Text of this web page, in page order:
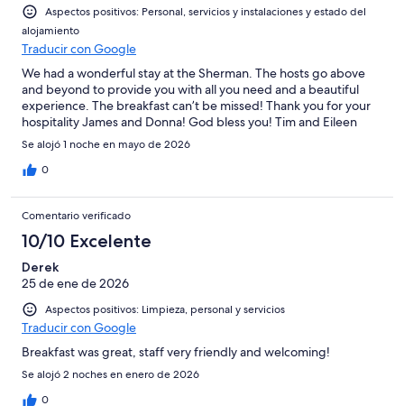
Aspectos positivos: Personal, servicios y instalaciones y estado del
alojamiento
Traducir con Google
We had a wonderful stay at the Sherman. The hosts go above
and beyond to provide you with all you need and a beautiful
experience. The breakfast can’t be missed! Thank you for your
hospitality James and Donna! God bless you! Tim and Eileen
Se alojó 1 noche en mayo de 2026
0
Comentario verificado
10/10 Excelente
Derek
25 de ene de 2026
Aspectos positivos: Limpieza, personal y servicios
Traducir con Google
Breakfast was great, staff very friendly and welcoming!
Se alojó 2 noches en enero de 2026
0